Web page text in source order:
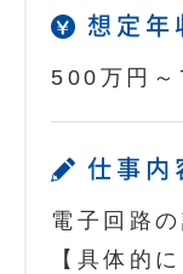
想定年
500万円～
仕事内
電子回路
【具体的